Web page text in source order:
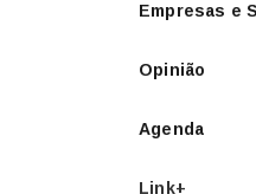
Empresas e
Opinião
Agenda
Link+